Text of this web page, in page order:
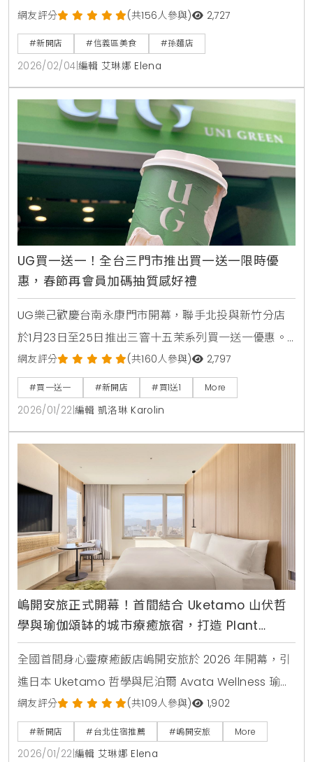
品牌理念，主打極致工法的手工蔥油拌麵、炸醬麵及多
款招牌小菜，並推出神級孫辣椒醬伴手禮，為信義區帶
來深具職人底蘊的生活美食選擇。
網友評分 (共156人參與) 2,727
#新開店 #信義區美食 #孫麵店
2026/02/04 編輯 艾琳娜 Elena
UG買一送一！全台三門市推出買一送一限時優
惠，春節再會員加碼抽質感好禮
UG樂己歡慶台南永康門市開幕，聯手北投與新竹分店
於1月23日至25日推出三窨十五茉系列買一送一優惠。
同步發表全新「鎏金茉影」藝術杯身，並舉辦會員感謝
祭，消費滿額即有機會抽中SONY降噪耳機與Le Labo
護手霜等多項質感好禮。
網友評分 (共160人參與) 2,797
#買一送一 #新開店 #買1送1 More
2026/01/22 編輯 凱洛琳 Karolin
嵨開安旅正式開幕！首間結合 Uketamo 山伏哲
學與瑜伽頌缽的城市療癒旅宿，打造 Plant
Forward 健康飲食與純淨住宿體驗
全國首間身心靈療癒飯店嵨開安旅於 2026 年開幕，引
進日本 Uketamo 哲學與尼泊爾 Avata Wellness 瑜
伽，結合 Plant Forward 飲食，打造台北城市中的靜心
秘境。
網友評分 (共109人參與) 1,902
#新開店 #台北住宿推薦 #嵨開安旅 More
2026/01/22 編輯 艾琳娜 Elena